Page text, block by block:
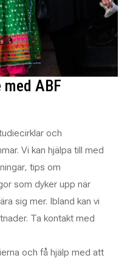
ABF
och
Vi kan hjälpa till med
tips om
som dyker upp när
sig mer. Ibland kan vi
Ta kontakt med
och få hjälp med att